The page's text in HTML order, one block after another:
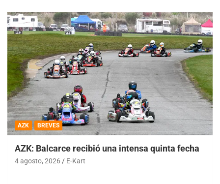
AZK BREVES
AZK: Balcarce recibió una intensa quinta fecha
4 agosto, 2026 E-Kart